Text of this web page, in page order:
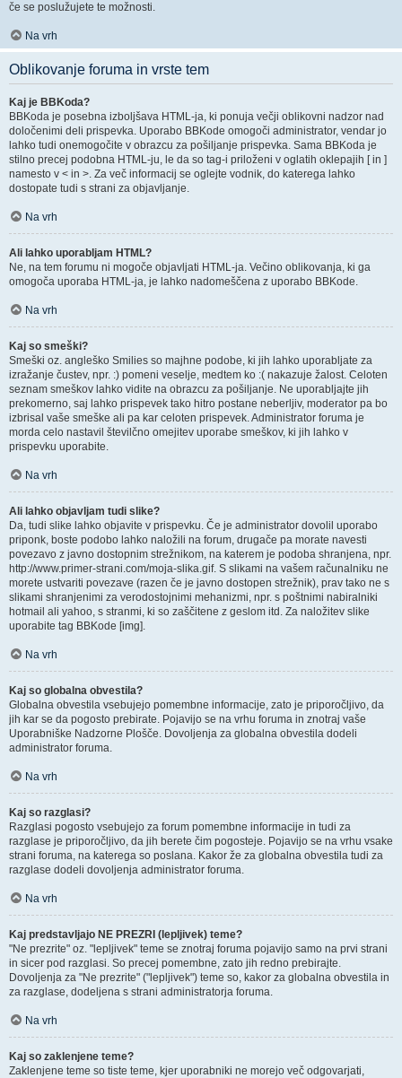
če se poslužujete te možnosti.
Na vrh
Oblikovanje foruma in vrste tem
Kaj je BBKoda?
BBKoda je posebna izboljšava HTML-ja, ki ponuja večji oblikovni nadzor nad
določenimi deli prispevka. Uporabo BBKode omogoči administrator, vendar jo
lahko tudi onemogočite v obrazcu za pošiljanje prispevka. Sama BBKoda je
stilno precej podobna HTML-ju, le da so tag-i priloženi v oglatih oklepajih [ in ]
namesto v < in >. Za več informacij se oglejte vodnik, do katerega lahko
dostopate tudi s strani za objavljanje.
Na vrh
Ali lahko uporabljam HTML?
Ne, na tem forumu ni mogoče objavljati HTML-ja. Večino oblikovanja, ki ga
omogoča uporaba HTML-ja, je lahko nadomeščena z uporabo BBKode.
Na vrh
Kaj so smeški?
Smeški oz. angleško Smilies so majhne podobe, ki jih lahko uporabljate za
izražanje čustev, npr. :) pomeni veselje, medtem ko :( nakazuje žalost. Celoten
seznam smeškov lahko vidite na obrazcu za pošiljanje. Ne uporabljajte jih
prekomerno, saj lahko prispevek tako hitro postane neberljiv, moderator pa bo
izbrisal vaše smeške ali pa kar celoten prispevek. Administrator foruma je
morda celo nastavil številčno omejitev uporabe smeškov, ki jih lahko v
prispevku uporabite.
Na vrh
Ali lahko objavljam tudi slike?
Da, tudi slike lahko objavite v prispevku. Če je administrator dovolil uporabo
priponk, boste podobo lahko naložili na forum, drugače pa morate navesti
povezavo z javno dostopnim strežnikom, na katerem je podoba shranjena, npr.
http://www.primer-strani.com/moja-slika.gif. S slikami na vašem računalniku ne
morete ustvariti povezave (razen če je javno dostopen strežnik), prav tako ne s
slikami shranjenimi za verodostojnimi mehanizmi, npr. s poštnimi nabiralniki
hotmail ali yahoo, s stranmi, ki so zaščitene z geslom itd. Za naložitev slike
uporabite tag BBKode [img].
Na vrh
Kaj so globalna obvestila?
Globalna obvestila vsebujejo pomembne informacije, zato je priporočljivo, da
jih kar se da pogosto prebirate. Pojavijo se na vrhu foruma in znotraj vaše
Uporabniške Nadzorne Plošče. Dovoljenja za globalna obvestila dodeli
administrator foruma.
Na vrh
Kaj so razglasi?
Razglasi pogosto vsebujejo za forum pomembne informacije in tudi za
razglase je priporočljivo, da jih berete čim pogosteje. Pojavijo se na vrhu vsake
strani foruma, na katerega so poslana. Kakor že za globalna obvestila tudi za
razglase dodeli dovoljenja administrator foruma.
Na vrh
Kaj predstavljajo NE PREZRI (lepljivek) teme?
"Ne prezrite" oz. "lepljivek" teme se znotraj foruma pojavijo samo na prvi strani
in sicer pod razglasi. So precej pomembne, zato jih redno prebirajte.
Dovoljenja za "Ne prezrite" ("lepljivek") teme so, kakor za globalna obvestila in
za razglase, dodeljena s strani administratorja foruma.
Na vrh
Kaj so zaklenjene teme?
Zaklenjene teme so tiste teme, kjer uporabniki ne morejo več odgovarjati,